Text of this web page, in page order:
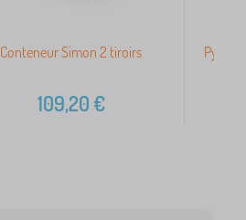
Conteneur Simon 2 tiroirs
109,20€